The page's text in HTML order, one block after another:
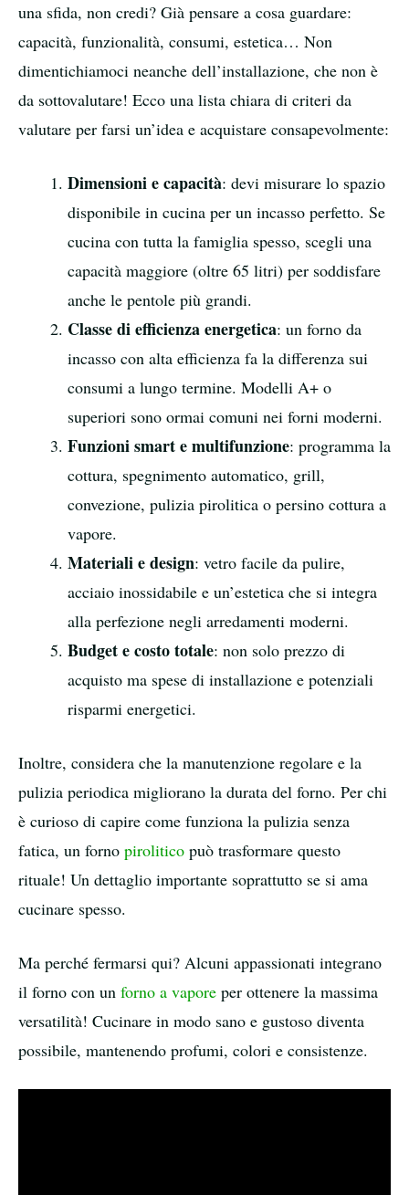
una sfida, non credi? Già pensare a cosa guardare:
capacità, funzionalità, consumi, estetica… Non
dimentichiamoci neanche dell’installazione, che non è
da sottovalutare! Ecco una lista chiara di criteri da
valutare per farsi un’idea e acquistare consapevolmente:
Dimensioni e capacità: devi misurare lo spazio
disponibile in cucina per un incasso perfetto. Se
cucina con tutta la famiglia spesso, scegli una
capacità maggiore (oltre 65 litri) per soddisfare
anche le pentole più grandi.
Classe di efficienza energetica: un forno da
incasso con alta efficienza fa la differenza sui
consumi a lungo termine. Modelli A+ o
superiori sono ormai comuni nei forni moderni.
Funzioni smart e multifunzione: programma la
cottura, spegnimento automatico, grill,
convezione, pulizia pirolitica o persino cottura a
vapore.
Materiali e design: vetro facile da pulire,
acciaio inossidabile e un’estetica che si integra
alla perfezione negli arredamenti moderni.
Budget e costo totale: non solo prezzo di
acquisto ma spese di installazione e potenziali
risparmi energetici.
Inoltre, considera che la manutenzione regolare e la
pulizia periodica migliorano la durata del forno. Per chi
è curioso di capire come funziona la pulizia senza
fatica, un forno pirolitico può trasformare questo
rituale! Un dettaglio importante soprattutto se si ama
cucinare spesso.
Ma perché fermarsi qui? Alcuni appassionati integrano
il forno con un forno a vapore per ottenere la massima
versatilità! Cucinare in modo sano e gustoso diventa
possibile, mantenendo profumi, colori e consistenze.